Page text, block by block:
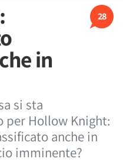
28
in
si sta
per Hollow Knight:
anche in
imminente?